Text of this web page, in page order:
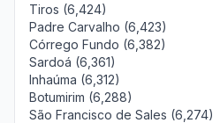
Tiros (6,424)
Padre Carvalho (6,423)
Córrego Fundo (6,382)
Sardoá (6,361)
Inhaúma (6,312)
Botumirim (6,288)
São Francisco de Sales (6,274)